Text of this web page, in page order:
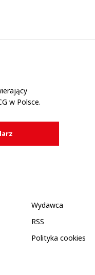
zatem w niedziele
jak nie działa w
zatem w niedziele
jak nie działa w
w markecie ma być
już nie?! Hipokryzja.
w Polsce.
Wydawca
RSS
Polityka cookies